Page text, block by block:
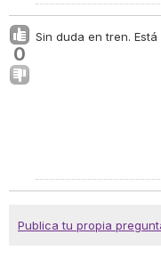
0
Sin duda en tren.
Publica tu propia